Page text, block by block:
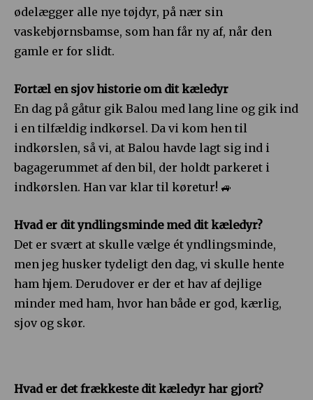
ødelægger alle nye tøjdyr, på nær sin
vaskebjørnsbamse, som han får ny af, når den
gamle er for slidt.
Fortæl en sjov historie om dit kæledyr
En dag på gåtur gik Balou med lang line og gik ind
i en tilfældig indkørsel. Da vi kom hen til
indkørslen, så vi, at Balou havde lagt sig ind i
bagagerummet af den bil, der holdt parkeret i
indkørslen. Han var klar til køretur! 🚙
Hvad er dit yndlingsminde med dit kæledyr?
Det er svært at skulle vælge ét yndlingsminde,
men jeg husker tydeligt den dag, vi skulle hente
ham hjem. Derudover er der et hav af dejlige
minder med ham, hvor han både er god, kærlig,
sjov og skør.
Hvad er det frækkeste dit kæledyr har gjort?